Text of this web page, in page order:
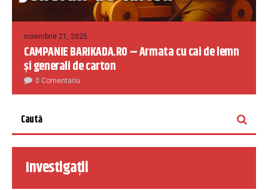
noiembrie 21, 2025
CAMPANIE BARIKADA.RO – Armata cu cai de lemn
și generali de carton
0 Comentariu
Investigații